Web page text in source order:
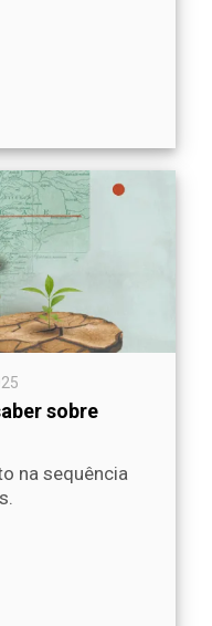
sobre
na sequência